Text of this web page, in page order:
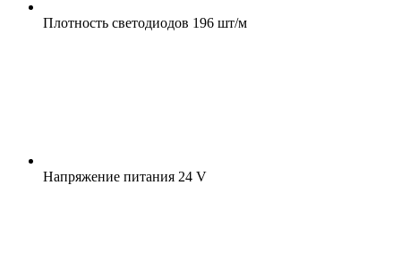
Плотность светодиодов 196 шт/м
Напряжение питания 24 V